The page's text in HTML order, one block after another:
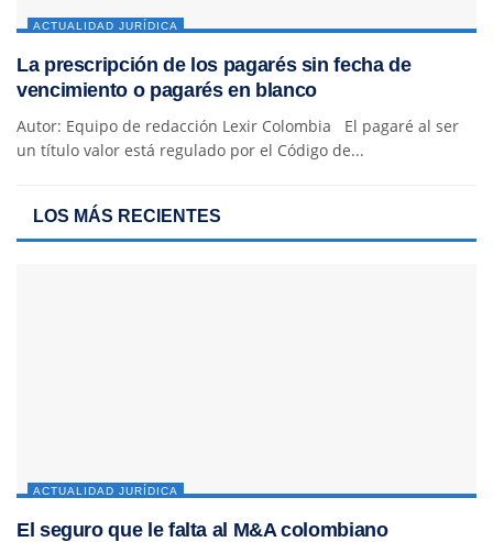
ACTUALIDAD JURÍDICA
La prescripción de los pagarés sin fecha de
vencimiento o pagarés en blanco
Autor: Equipo de redacción Lexir Colombia El pagaré al ser
un título valor está regulado por el Código de...
LOS MÁS RECIENTES
ACTUALIDAD JURÍDICA
El seguro que le falta al M&A colombiano